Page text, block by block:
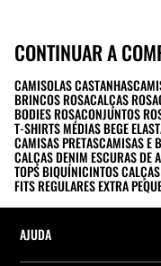
CONTINUAR A
CAMISOLAS CASTANHAS
BRINCOS ROSACALÇAS ROSA
BODIES ROSACONJUNTOS
T-SHIRTS MÉDIAS BEGE
CAMISAS PRETASCAMISAS E
CALÇAS DENIM ESCURAS DE
TOPS BIQUÍNICINTOS
FITS REGULARES EXTRA
AJUDA